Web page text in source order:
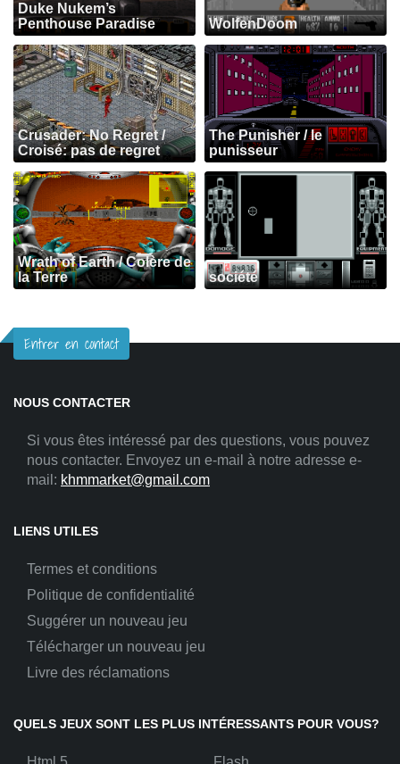
Duke Nukem’s
Penthouse Paradise
WolfenDoom
Crusader: No Regret /
Croisé: pas de regret
The Punisher / le
punisseur
Wrath of Earth / Colère de
la Terre
société
Entrer en contact
NOUS CONTACTER
Si vous êtes intéressé par des questions, vous pouvez
nous contacter. Envoyez un e-mail à notre adresse e-
mail: khmmarket@gmail.com
LIENS UTILES
Termes et conditions
Politique de confidentialité
Suggérer un nouveau jeu
Télécharger un nouveau jeu
Livre des réclamations
QUELS JEUX SONT LES PLUS INTÉRESSANTS POUR VOUS?